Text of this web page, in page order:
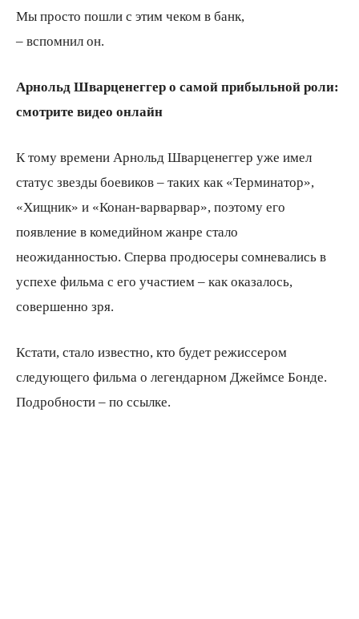
Мы просто пошли с этим чеком в банк,
– вспомнил он.
Арнольд Шварценеггер о самой прибыльной роли:
смотрите видео онлайн
К тому времени Арнольд Шварценеггер уже имел
статус звезды боевиков – таких как «Терминатор»,
«Хищник» и «Конан-варварвар», поэтому его
появление в комедийном жанре стало
неожиданностью. Сперва продюсеры сомневались в
успехе фильма с его участием – как оказалось,
совершенно зря.
Кстати, стало известно, кто будет режиссером
следующего фильма о легендарном Джеймсе Бонде.
Подробности – по ссылке.